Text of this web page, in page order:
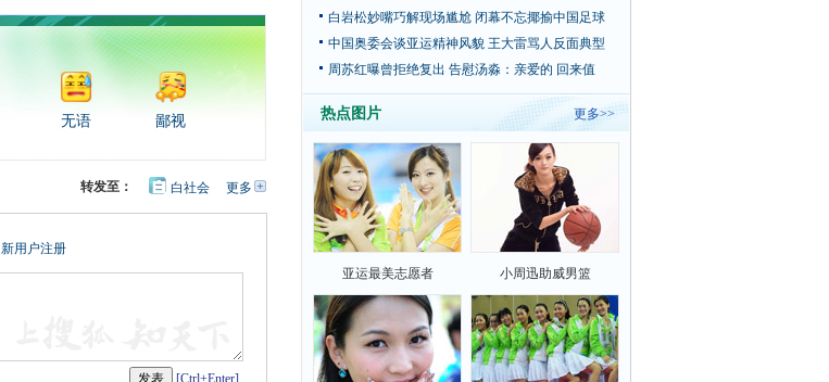
无语 鄙视
更多开
转发至： 白社会
新用户注册
[Ctrl+Enter]
白岩松妙嘴巧解现场尴尬 闭幕不忘揶揄中国足球
中国奥委会谈亚运精神风貌 王大雷骂人反面典型
周苏红曝曾拒绝复出 告慰汤淼：亲爱的 回来值
热点图片 更多>>
亚运最美志愿者 小周迅助威男篮